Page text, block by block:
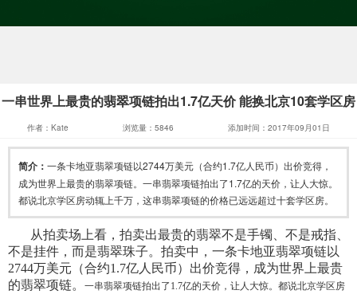
一串世界上最贵的翡翠项链拍出1.7亿天价 能换北京10套学区房
作者：Kate 浏览量：5846 添加时间：2017年09月01日
简介： 一条卡地亚翡翠项链以2744万美元（合约1.7亿人民币）出价竞得，
成为世界上最贵的翡翠项链。一串翡翠项链拍出了1.7亿的天价，让人大惊。
都说北京学区房动辄上千万，这串翡翠项链的价格已远远超过十套学区房。
从拍卖场上看，拍卖出最贵的翡翠不是手镯、不是戒指、
不是挂件，而是翡翠珠子。拍卖中，一条卡地亚翡翠项链以
2744万美元（合约1.7亿人民币）出价竞得，成为世界上最贵
的翡翠项链。
一串翡翠项链拍出了 1.7亿的天价，让人大惊。都说北京学区房